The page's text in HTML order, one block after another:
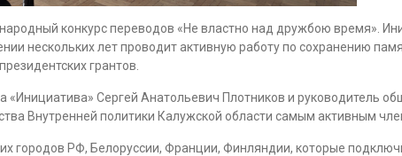
конкурс переводов «Не властно над дружбою время».
нескольких лет проводит активную работу по сохранению
грантов.
«Инициатива» Сергей Анатольевич Плотников и руководитель
Внутренней политики Калужской области самым активным
городов РФ, Белоруссии, Франции, Финляндии, которые